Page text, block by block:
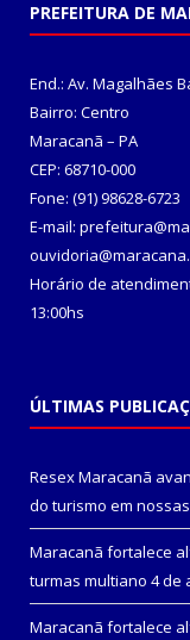
PREFEITURA DE
End.: Av. Magalhães
Bairro: Centro
Maracanã – PA
CEP: 68710-000
Fone: (91) 98628-6723
E-mail:
Horário de
13:00hs
ÚLTIMAS
Resex Maracanã
do turismo em
Maracanã fortalece
turmas multiano 4 de
Maracanã fortalece